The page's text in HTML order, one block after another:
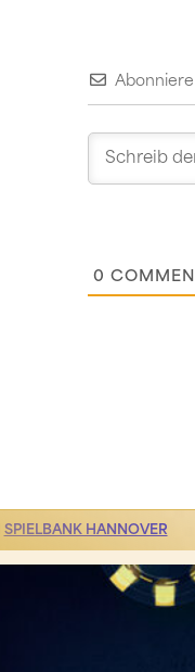
0
SPIELBANK HANNOVER